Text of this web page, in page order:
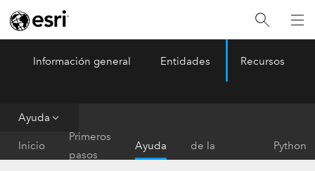
ArcGIS Pro Menu
Información general Entidades Recursos
Ayuda
Inicio
Primeros
pasos
Ayuda
de la
herramienta
Python